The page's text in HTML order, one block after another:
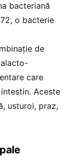
bacteriană
o bacterie
de
care
Aceste
usturoi, praz,